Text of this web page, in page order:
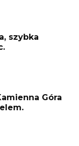
szybka
Góra